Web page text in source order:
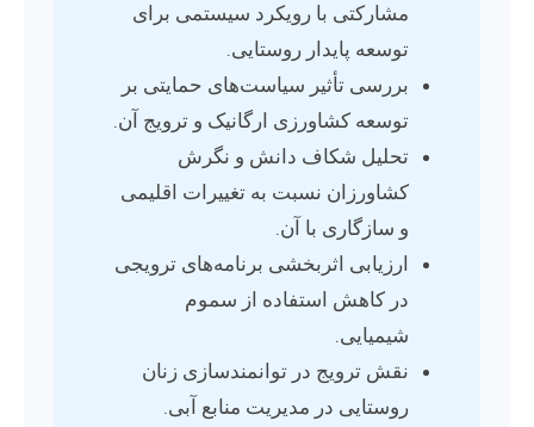
مشارکتی با رویکرد سیستمی برای
توسعه پایدار روستایی.
بررسی تأثیر سیاست‌های حمایتی بر
توسعه کشاورزی ارگانیک و ترویج آن.
تحلیل شکاف دانش و نگرش
کشاورزان نسبت به تغییرات اقلیمی
و سازگاری با آن.
ارزیابی اثربخشی برنامه‌های ترویجی
در کاهش استفاده از سموم
شیمیایی.
نقش ترویج در توانمندسازی زنان
روستایی در مدیریت منابع آبی.